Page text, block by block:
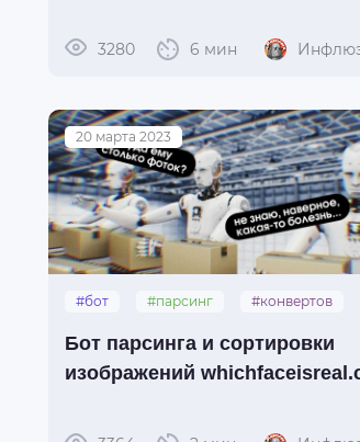
3280 6 мин
20 марта 2023
#бот #парсинг
#конвертов
Бот парсинга и сортировки
изображений